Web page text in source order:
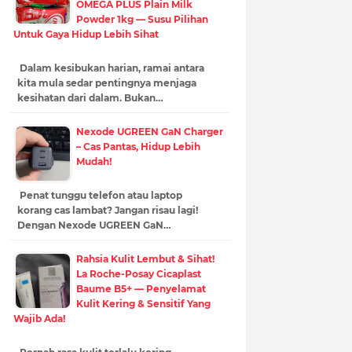
OMEGA PLUS Plain Milk
Powder 1kg — Susu Pilihan
Untuk Gaya Hidup Lebih Sihat
Dalam kesibukan harian, ramai antara
kita mula sedar pentingnya menjaga
kesihatan dari dalam. Bukan…
Nexode UGREEN GaN Charger
– Cas Pantas, Hidup Lebih
Mudah!
Penat tunggu telefon atau laptop
korang cas lambat? Jangan risau lagi!
Dengan Nexode UGREEN GaN…
Rahsia Kulit Lembut & Sihat!
La Roche-Posay Cicaplast
Baume B5+ — Penyelamat
Kulit Kering & Sensitif Yang
Wajib Ada!